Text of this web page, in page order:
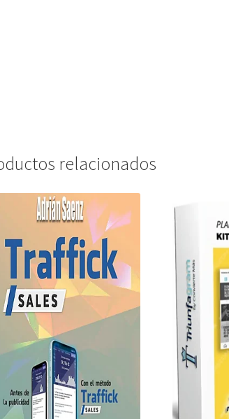
relacionados